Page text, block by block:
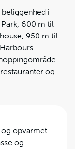
i
600 m til
950 m til
og
opvarmet
og